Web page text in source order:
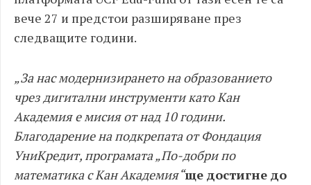
вече 27 и предстои разширяване през
следващите години.
„За нас модернизирането на образованието
чрез дигитални инструменти като Кан
Академия е мисия от над 10 години.
Благодарение на подкрепата от Фондация
УниКредит, програмата „По-добри по
математика с Кан Академия“ще достигне до